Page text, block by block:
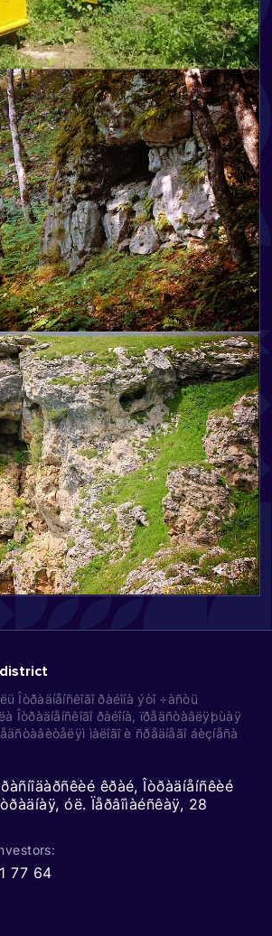
Îòðàäíåíñêîãî ðàéîíà ýòî ÷àñòü
Îòðàäíåíñêîãî ðàéîíà, ïðåäñòàâëÿþùàÿ
ìàëîãî è ñðåäíåãî áèçíåñà
êðàé, Îòðàäíåíñêèé
óë. Ïåðâîìàéñêàÿ, 28
77 64